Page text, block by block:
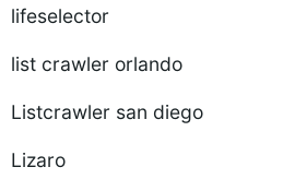
lifeselector
list crawler orlando
Listcrawler san diego
Lizaro